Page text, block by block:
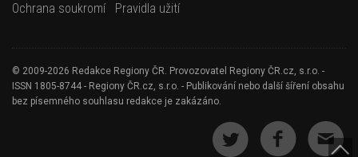
Ochrana soukromí
Pravidla užití
© 2009-2026 Redakce Regiony ČR. Provozovatel Regiony ČR.cz, s.r.o. -
ISSN 1805-8744 - Regiony ČR.cz, s.r.o. - Publikování nebo další šíření obsahu
bez písemného souhlasu redakce je zakázáno.